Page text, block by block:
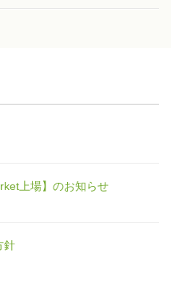
上場】のお知らせ
針